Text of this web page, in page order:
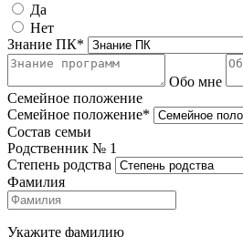
Да
Нет
Знание ПК*
Обо мне
Семейное положение
Семейное положение*
Состав семьи
Родственник № 1
Степень родства
Фамилия
Укажите фамилию